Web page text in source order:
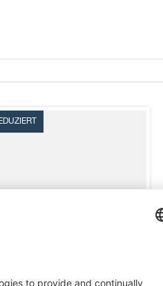
Aschach an der Steyr